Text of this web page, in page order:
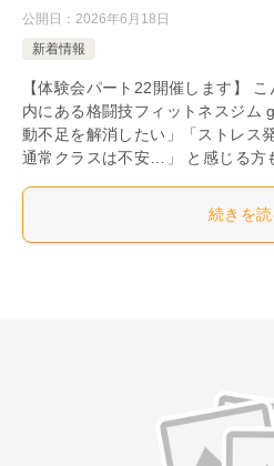
公開日： 2026年6月18日
新着情報
【体験会パート22開催します】
内にある格闘技フィットネスジム
動不足を解消したい」「ストレス
通常クラスは不安…」 と感じる方
続きを